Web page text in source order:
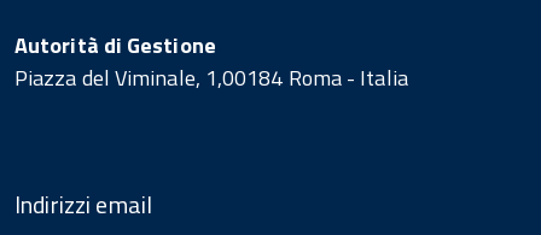
Autorità di Gestione
Piazza del Viminale, 1,00184 Roma - Italia
Indirizzi email